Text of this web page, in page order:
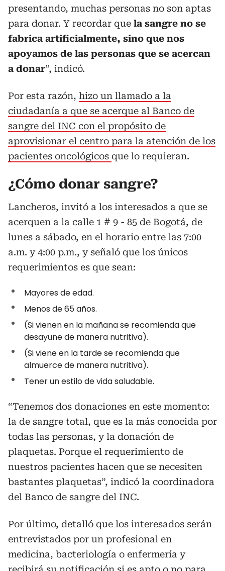
presentando, muchas personas no son aptas
para donar. Y recordar que la sangre no se
fabrica artificialmente, sino que nos
apoyamos de las personas que se acercan
a donar”, indicó.
Por esta razón, hizo un llamado a la
ciudadanía a que se acerque al Banco de
sangre del INC con el propósito de
aprovisionar el centro para la atención de los
pacientes oncológicos que lo requieran.
¿Cómo donar sangre?
Lancheros, invitó a los interesados a que se
acerquen a la calle 1 # 9 - 85 de Bogotá, de
lunes a sábado, en el horario entre las 7:00
a.m. y 4:00 p.m., y señaló que los únicos
requerimientos es que sean:
Mayores de edad.
Menos de 65 años.
(Si vienen en la mañana se recomienda que
desayune de manera nutritiva).
(Si viene en la tarde se recomienda que
almuerce de manera nutritiva).
Tener un estilo de vida saludable.
“Tenemos dos donaciones en este momento:
la de sangre total, que es la más conocida por
todas las personas, y la donación de
plaquetas. Porque el requerimiento de
nuestros pacientes hacen que se necesiten
bastantes plaquetas”, indicó la coordinadora
del Banco de sangre del INC.
Por último, detalló que los interesados serán
entrevistados por un profesional en
medicina, bacteriología o enfermería y